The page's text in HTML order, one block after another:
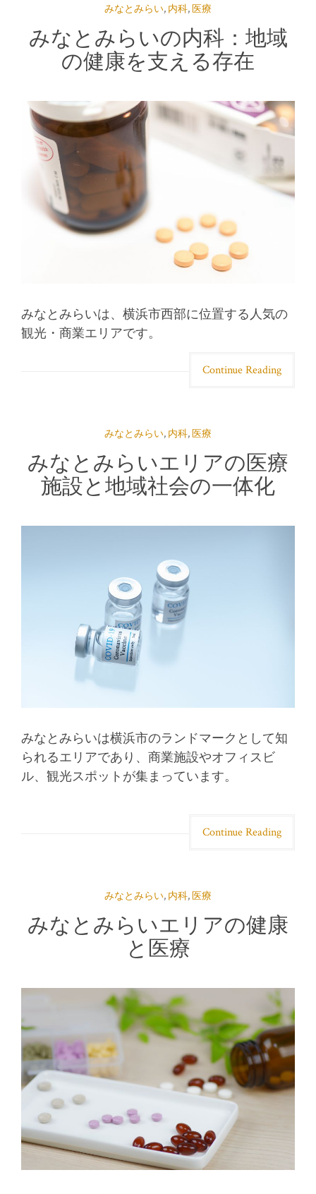
みなとみらい, 内科, 医療
みなとみらいの内科：地域
の健康を支える存在
みなとみらいは、横浜市西部に位置する人気の
観光・商業エリアです。
Continue Reading
みなとみらい, 内科, 医療
みなとみらいエリアの医療
施設と地域社会の一体化
みなとみらいは横浜市のランドマークとして知
られるエリアであり、商業施設やオフィスビ
ル、観光スポットが集まっています。
Continue Reading
みなとみらい, 内科, 医療
みなとみらいエリアの健康
と医療